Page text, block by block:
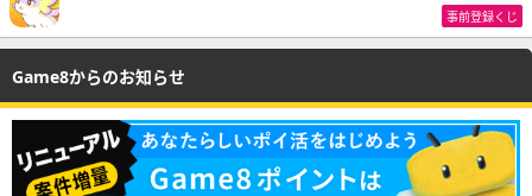
事前登録くじ
Game8からのお知らせ